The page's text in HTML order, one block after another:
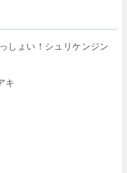
しょい！シュリケンジン
キ